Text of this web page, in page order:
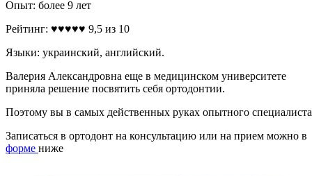
Опыт: более 9 лет
Рейтинг: ♥️♥️♥️♥️♥️ 9,5 из 10
Языки: украинский, английский.
Валерия Александровна еще в медицинском университете
приняла решение посвятить себя ортодонтии.
Поэтому вы в самых действенных руках опытного
Записаться в ортодонт на консультацию или на прием можно в
форме ниже